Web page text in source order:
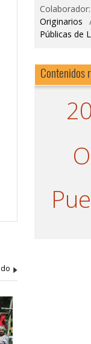
Colaborador:
Originarios
Públicas de
Contenidos